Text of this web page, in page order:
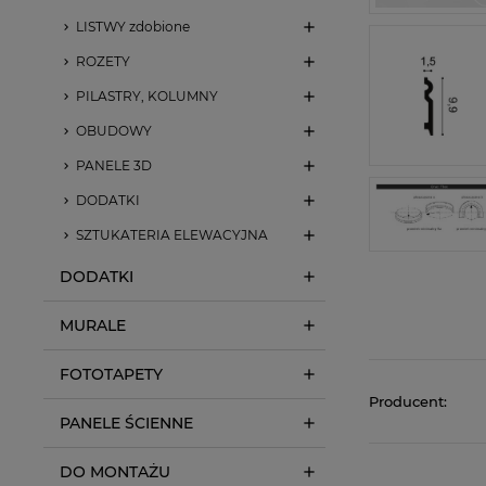
LISTWY zdobione
ROZETY
PILASTRY, KOLUMNY
OBUDOWY
PANELE 3D
DODATKI
SZTUKATERIA ELEWACYJNA
DODATKI
MURALE
FOTOTAPETY
PANELE ŚCIENNE
DO MONTAŻU
Producent: